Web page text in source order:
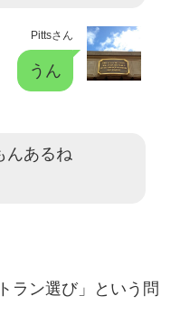
Pittsさん
うん
んあるね
ラン選び」という問